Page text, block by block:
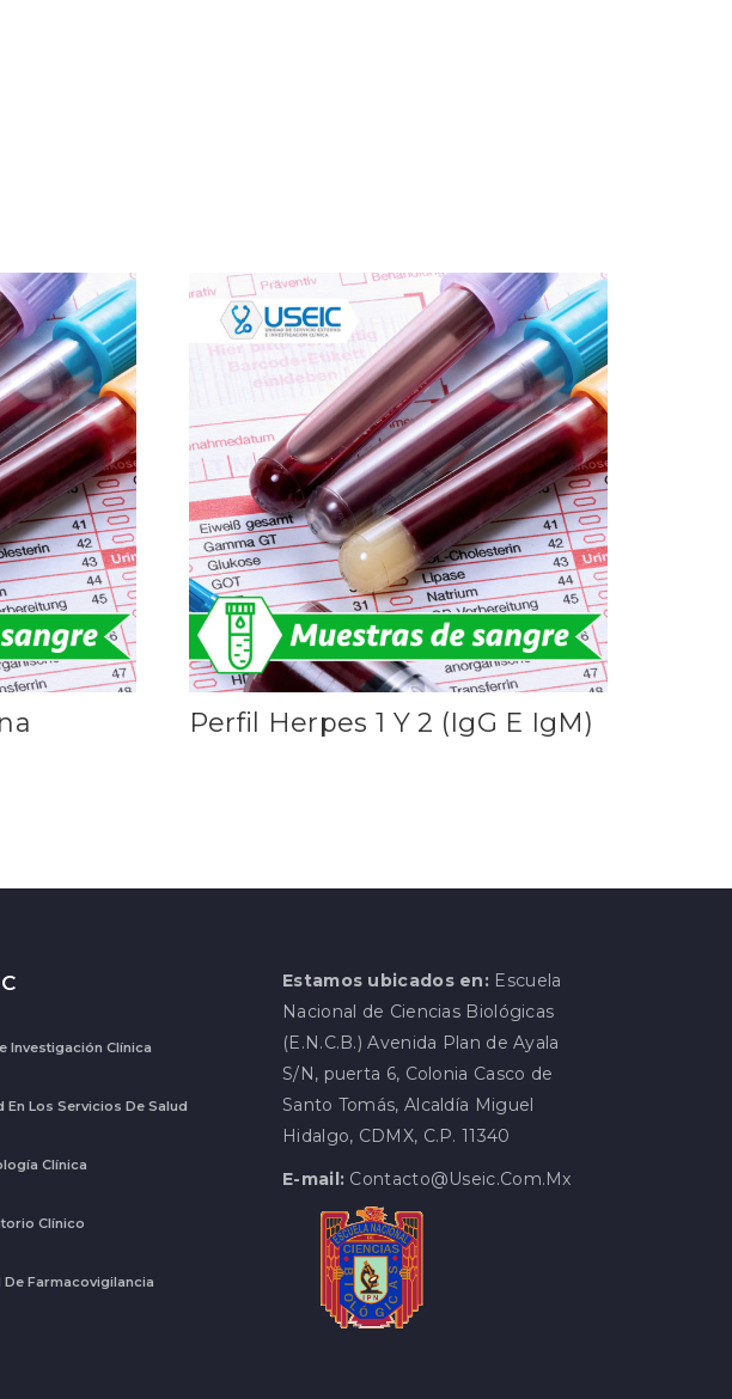
Perfil Herpes 1 Y 2 (IgG E IgM)
Investigación Clínica
En Los Servicios De Salud
Clínica
Clínico
De Farmacovigilancia
Estamos ubicados en: Escuela
Nacional de Ciencias Biológicas
(E.N.C.B.) Avenida Plan de Ayala
S/N, puerta 6, Colonia Casco de
Santo Tomás, Alcaldía Miguel
Hidalgo, CDMX, C.P. 11340
E-mail: Contacto@useic.com.mx